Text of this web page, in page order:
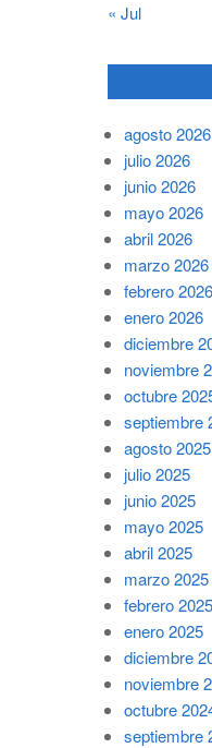
« Jul
agosto 2026
julio 2026
junio 2026
mayo 2026
abril 2026
marzo 2026
febrero 2026
enero 2026
diciembre
noviembre
octubre
septiembre
agosto 2025
julio 2025
junio 2025
mayo 2025
abril 2025
marzo 2025
febrero 2025
enero 2025
diciembre
noviembre
octubre
septiembre